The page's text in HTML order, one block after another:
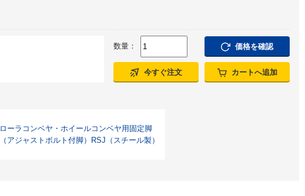
数量： 価格を確認
今すぐ注文 カートへ追加
ローラコンベヤ・ホイールコンベヤ用固定脚
（アジャストボルト付脚）RSJ（スチール製）